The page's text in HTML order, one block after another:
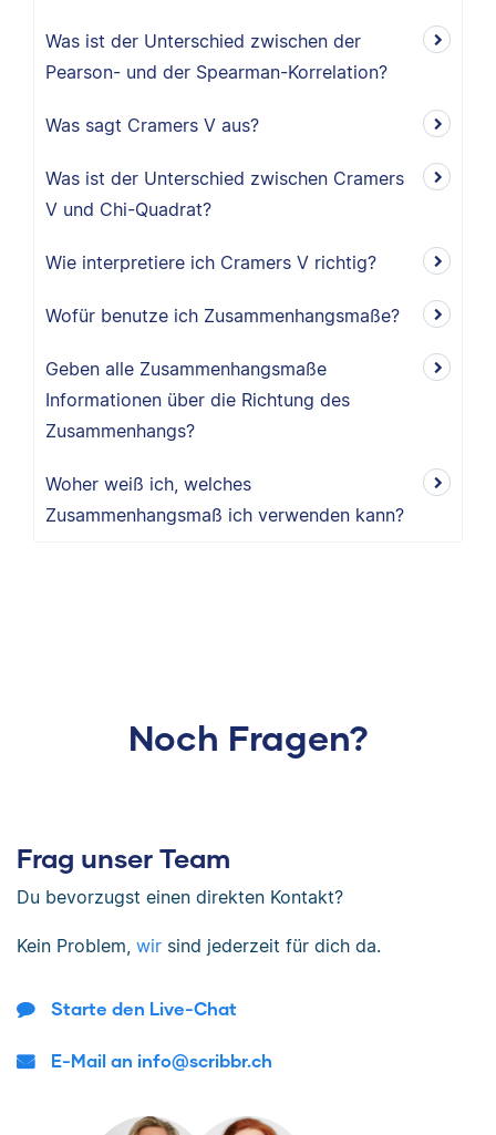
Was ist der Unterschied zwischen der
Pearson- und der Spearman-Korrelation?
Was sagt Cramers V aus?
Was ist der Unterschied zwischen Cramers
V und Chi-Quadrat?
Wie interpretiere ich Cramers V richtig?
Wofür benutze ich Zusammenhangsmaße?
Geben alle Zusammenhangsmaße
Informationen über die Richtung des
Zusammenhangs?
Woher weiß ich, welches
Zusammenhangsmaß ich verwenden kann?
Noch Fragen?
Frag unser Team
Du bevorzugst einen direkten Kontakt?
Kein Problem, wir sind jederzeit für dich da.
Starte den Live-Chat
E-Mail an info@scribbr.ch